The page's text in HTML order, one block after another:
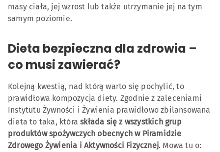
masy ciała, jej wzrost lub także utrzymanie jej na tym
samym poziomie.
Dieta bezpieczna dla zdrowia –
co musi zawierać?
Kolejną kwestią, nad którą warto się pochylić, to
prawidłowa kompozycja diety. Zgodnie z zaleceniami
Instytutu Żywności i Żywienia prawidłowo zbilansowana
dieta to taka, któraskłada się z wszystkich grup
produktów spożywczych obecnych w Piramidzie
Zdrowego Żywienia i Aktywności Fizycznej. Mowa tu o: